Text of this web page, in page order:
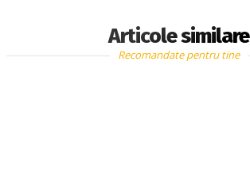
Articole similare
Recomandate pentru tine